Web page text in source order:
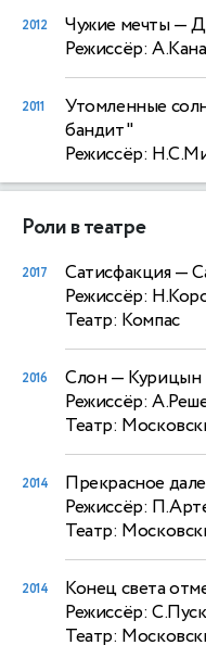
2012 Чужие мечты—
Режиссёр:
2011 Утомленные
бандит"
Режиссёр:
Роли в театре
2017 Сатисфакция—
Режиссёр:
Театр: Компас
2016 Слон— Курицын
Режиссёр:
Театр:
2014 Прекрасное
Режиссёр:
Театр:
2014 Конец света
Режиссёр:
Театр: